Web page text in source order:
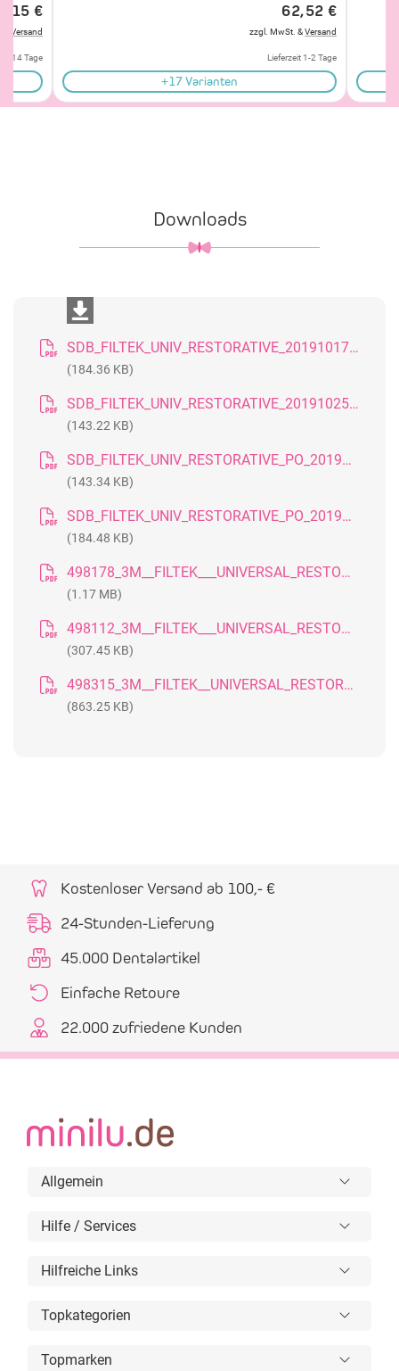
€
Versand
14 Tage
62,52 €
zzgl. MwSt. &Versand
Lieferzeit 1-2 Tage
+17 Varianten
Downloads
SDB_FILTEK_UNIV_RESTORATIVE_20191017_DE
(184.36 KB)
SDB_FILTEK_UNIV_RESTORATIVE_20191025_GB
(143.22 KB)
SDB_FILTEK_UNIV_RESTORATIVE_PO_20191025_GB
(143.34 KB)
SDB_FILTEK_UNIV_RESTORATIVE_PO_20191030_DE
(184.48 KB)
498178_3M__FILTEK___UNIVERSAL_RESTORATIVE_FOLDER_D-A-CH__DE
(1.17 MB)
498112_3M__FILTEK___UNIVERSAL_RESTORATIVE__VITA_SHADE_SELECTION_GUIDE__DACH
(307.45 KB)
498315_3M__FILTEK__UNIVERSAL_RESTORATIVE_CLASS_RESTORATIONS_GUIDE
(863.25 KB)
Kostenloser Versand ab 100,- €
24-Stunden-Lieferung
45.000 Dentalartikel
Einfache Retoure
22.000 zufriedene Kunden
Allgemein
Hilfe / Services
Hilfreiche Links
Topkategorien
Topmarken